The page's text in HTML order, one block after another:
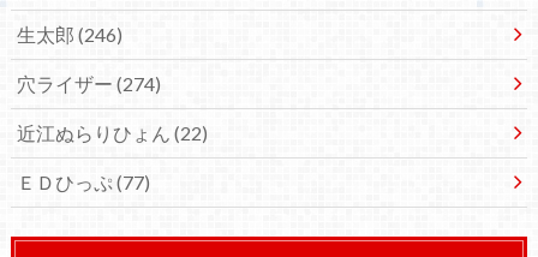
生太郎 (246)
穴ライザー (274)
近江ぬらりひょん (22)
ＥＤひっぷ(77)